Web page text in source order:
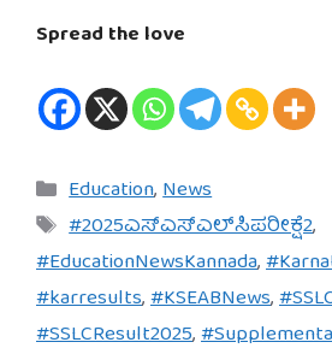
Spread the love
Categories
Education,News
Tags
#2025ಎಸ್‌ಎಸ್‌ಎಲ್‌ಸಿಪರೀಕ್ಷೆ2,
#EducationNewsKannada,
#karresults,#KSEABNews,
#SSLCResult2025,